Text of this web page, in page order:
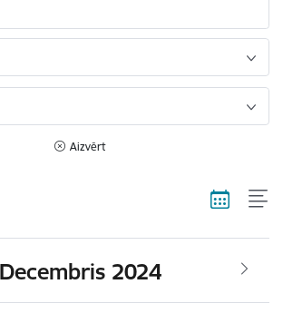
Aizvērt
Decembris 2024